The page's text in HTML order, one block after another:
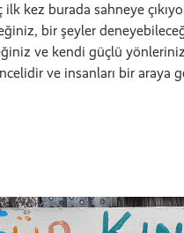
ilk kez burada sahneye
bir şeyler
ve kendi güçlü
ve insanları bir araya